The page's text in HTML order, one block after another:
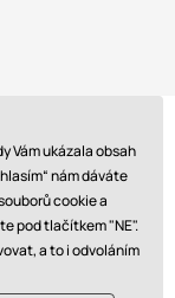
Vám ukázala obsah
nám dáváte
cookie a
pod tlačítkem "NE".
a to i odvoláním